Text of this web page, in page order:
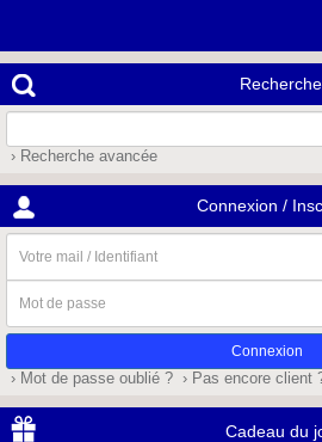
› Recherche avancée
Connexion /
mail
/
Identifiant
de
passe
› Mot de passe oublié ? › Pas encore client
Cadeau du